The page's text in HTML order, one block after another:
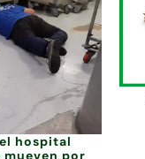
hospital
mueven por